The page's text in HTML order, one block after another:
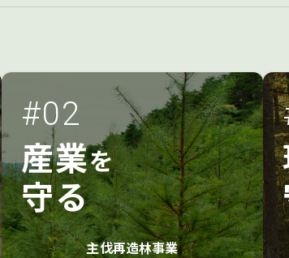
#02
産業を
守る
主伐再造林事業